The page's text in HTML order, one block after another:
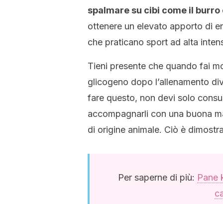
spalmare su cibi come il
ottenere un elevato apporto di
che praticano sport ad alta
Tieni presente che quando fai
glicogeno dopo l’allenamento
fare questo, non devi solo
accompagnarli con una buona
di origine animale. Ciò è
Per saperne di più: Pane